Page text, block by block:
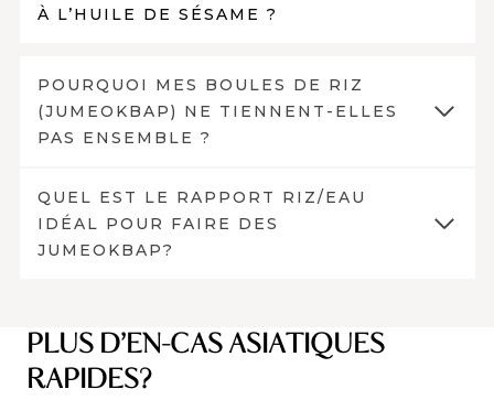
À L’HUILE DE SÉSAME ?
POURQUOI MES BOULES DE RIZ
(JUMEOKBAP) NE TIENNENT-ELLES
PAS ENSEMBLE ?
QUEL EST LE RAPPORT RIZ/EAU
IDÉAL POUR FAIRE DES
JUMEOKBAP?
PLUS D’EN-CAS ASIATIQUES
RAPIDES?